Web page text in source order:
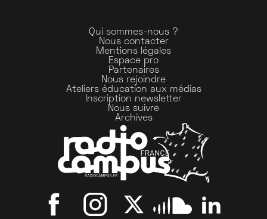
Qui sommes-nous ?
Nous contacter
Mentions légales
Espace pro
Partenaires
Nous rejoindre
Ateliers éducation aux médias
Inscription newsletter
Nous suivre
Archives